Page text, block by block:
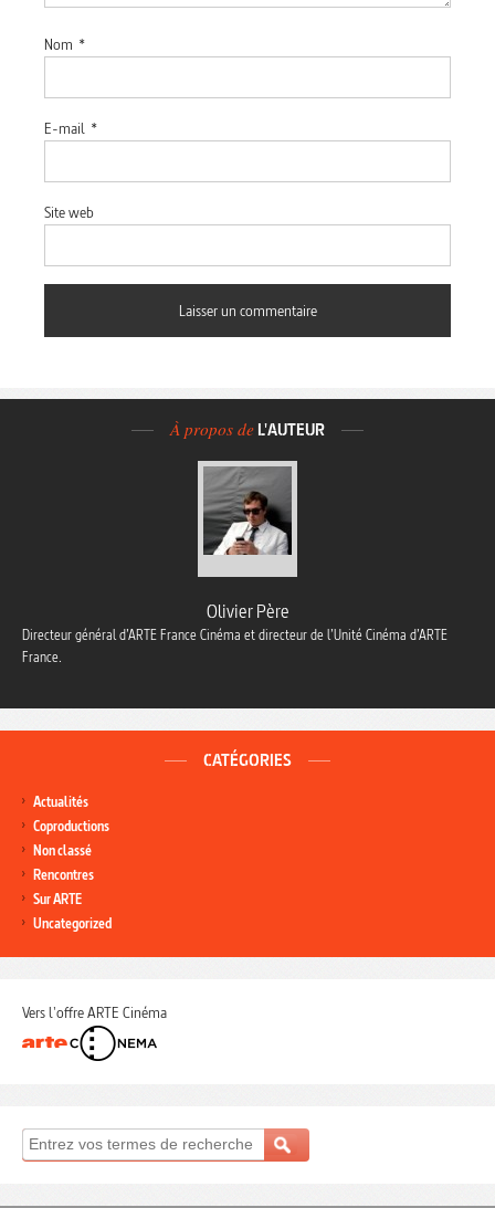
Nom *
E-mail *
Site web
À propos de L'AUTEUR
Olivier Père
Directeur général d’ARTE France Cinéma et directeur de l’Unité Cinéma d’ARTE
France.
CATÉGORIES
Actualités
Coproductions
Non classé
Rencontres
Sur ARTE
Uncategorized
Vers l'offre ARTE Cinéma